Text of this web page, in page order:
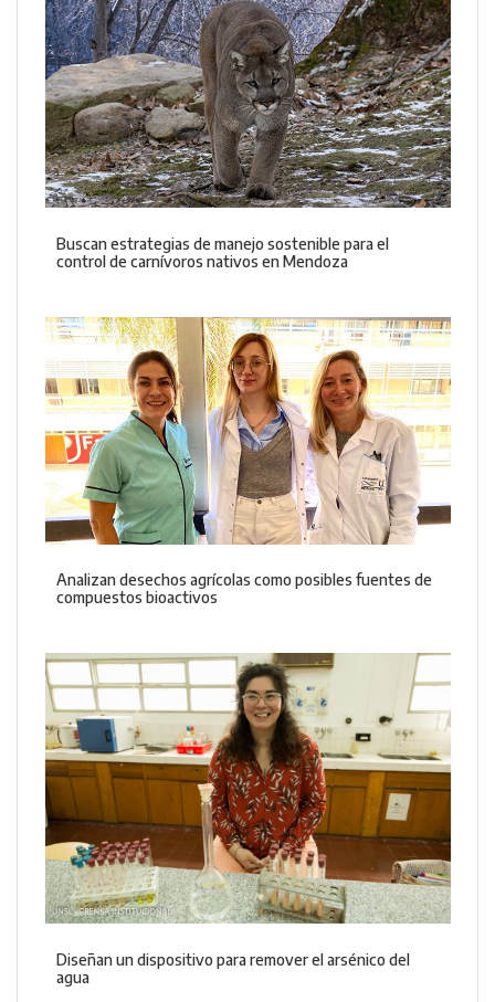
Buscan estrategias de manejo sostenible para el
control de carnívoros nativos en Mendoza
Analizan desechos agrícolas como posibles fuentes de
compuestos bioactivos
Diseñan un dispositivo para remover el arsénico del
agua